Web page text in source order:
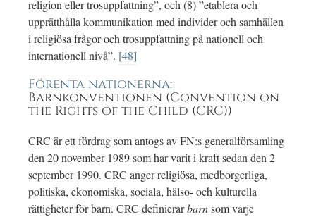
religion eller trosuppfattning”, och (8) ”etablera och
upprätthålla kommunikation med individer och samhällen
i religiösa frågor och trosuppfattning på nationell och
internationell nivå”. [48]
Förenta nationerna:
Barnkonventionen (Convention on
the Rights of the Child (CRC))
CRC är ett fördrag som antogs av FN:s generalförsamling
den 20 november 1989 som har varit i kraft sedan den 2
september 1990. CRC anger religiösa, medborgerliga,
politiska, ekonomiska, sociala, hälso- och kulturella
rättigheter för barn. CRC definierarbarnsom varje